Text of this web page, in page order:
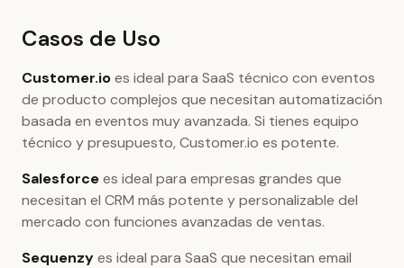
Casos de Uso
Customer.ioes ideal para SaaS técnico con eventos
de producto complejos que necesitan automatización
basada en eventos muy avanzada. Si tienes equipo
técnico y presupuesto, Customer.io es potente.
Salesforcees ideal para empresas grandes que
necesitan el CRM más potente y personalizable del
mercado con funciones avanzadas de ventas.
Sequenzyes ideal para SaaS que necesitan email